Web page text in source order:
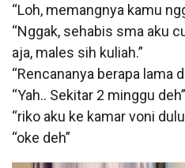
“Loh, memangnya kamu
“Nggak, sehabis sma aku
aja, males sih kuliah.”
“Rencananya berapa lama
“Yah.. Sekitar 2 minggu deh”
“riko aku ke kamar voni
“oke deh”